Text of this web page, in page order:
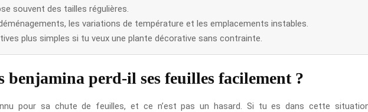
souvent des tailles régulières.
les variations de température et les emplacements instables.
plus simples si tu veux une plante décorative sans contrainte.
benjamina perd-il ses feuilles facilement ?
pour sa chute de feuilles, et ce n’est pas un hasard. Si tu es dans cette